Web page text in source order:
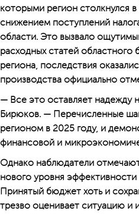
которыми регион столкнулся
снижением поступлений
области. Это вызвало
расходных статей
региона, последствия
производства официально
— Все это оставляет
Бирюков. — Перечисленные
регионом в 2025 году, и
финансовой и
Однако наблюдатели
нового уровня
Принятый бюджет хоть и
трезво оценивает ситуацию и